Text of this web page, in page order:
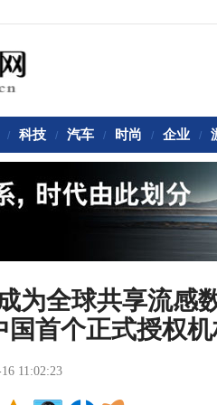
/ 科技 / 汽车 / 时尚 / 企业 /
为全球共享流感
国首个正式授权
11:02:23